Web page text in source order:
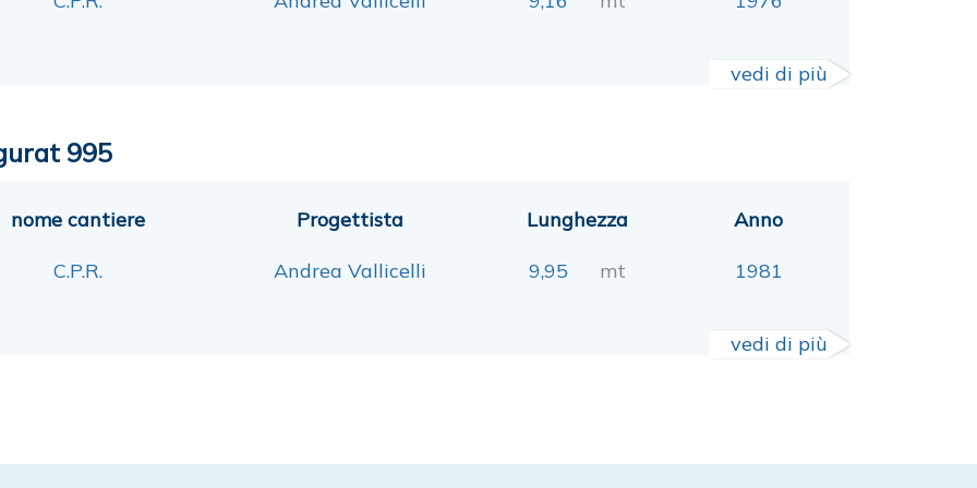
vedi di più
995
nome cantiere
C.P.R.
Progettista
Andrea Vallicelli
Lunghezza
9,95 mt
Anno
1981
vedi di più